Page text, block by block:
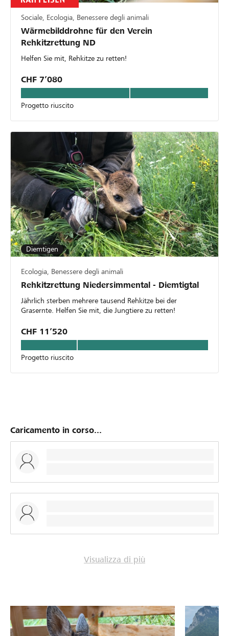
Sociale, Ecologia, Benessere degli animali
Wärmebilddrohne für den Verein
Rehkitzrettung ND
Helfen Sie mit, Rehkitze zu retten!
CHF 7’080
Progetto riuscito
Diemtigen
Ecologia, Benessere degli animali
Rehkitzrettung Niedersimmental - Diemtigtal
Jährlich sterben mehrere tausend Rehkitze bei der
Grasernte. Helfen Sie mit, die Jungtiere zu retten!
CHF 11’520
Progetto riuscito
Caricamento in corso...
Visualizza di più